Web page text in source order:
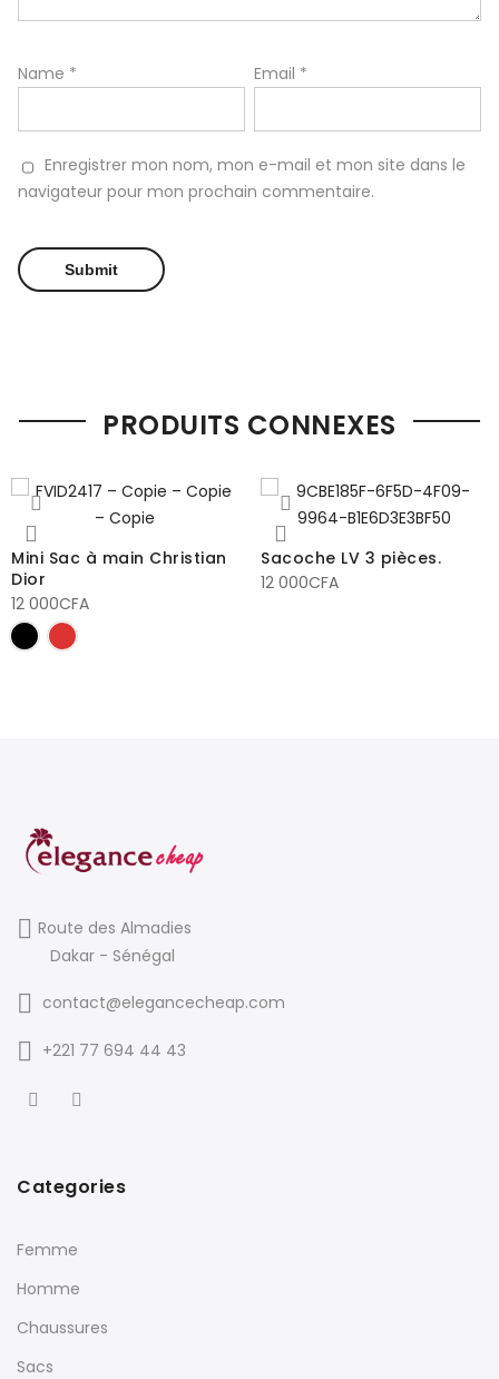
Name * Email *
Enregistrer mon nom, mon e-mail et mon site dans le
navigateur pour mon prochain commentaire.
PRODUITS CONNEXES
Mini Sac à main Christian
Dior
12 000CFA
Sacoche LV 3 pièces.
12 000CFA
Route des Almadies
Dakar - Sénégal
contact@elegancecheap.com
+221 77 694 44 43
Categories
Femme
Homme
Chaussures
Sacs